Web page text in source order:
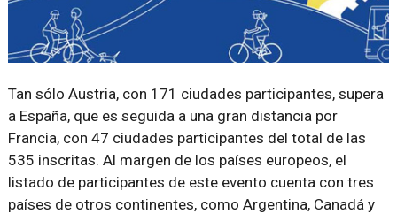
Tan sólo Austria, con 171 ciudades participantes, supera
a España, que es seguida a una gran distancia por
Francia, con 47 ciudades participantes del total de las
535 inscritas. Al margen de los países europeos, el
listado de participantes de este evento cuenta con tres
países de otros continentes, como Argentina, Canadá y